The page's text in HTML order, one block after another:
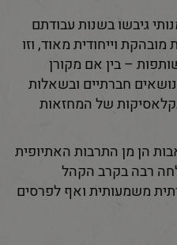
גיבשו בשנות עבודתם
וייחודית מאוד, וזו
– בין אם מקורן
חברתיים ובשאלות
של המחזאות
הן מן התרבות האתיופית
רבה בקרב הקהל
משמעותית ואף לפרסים